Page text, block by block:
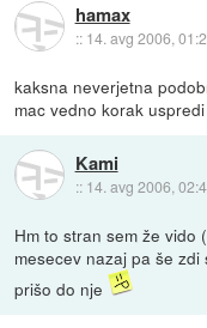
hamax
:: 14. avg 2006,
kaksna neverjetna
mac vedno korak
Kami
:: 14. avg 2006,
Hm to stran sem že vido
mesecev nazaj pa še
prišo do nje